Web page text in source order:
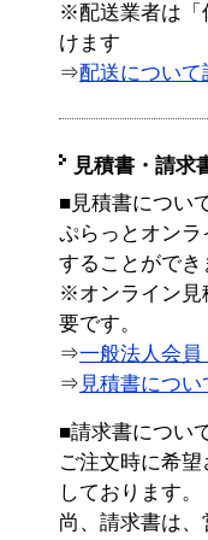
※配送業者は「
けます
⇒配送について
見積書・請求
■見積書につい
ぷらっとオン
することができ
※オンライン見
要です。
⇒一般法人会
⇒ 見積書につ
■請求書につい
ご注文時に希
しております。
尚、請求書は